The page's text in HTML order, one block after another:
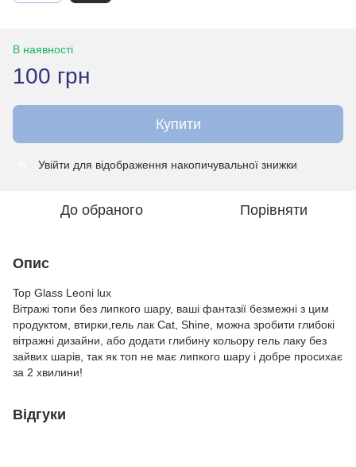
В наявності
100 грн
Купити
Увійти для відображення накопичувальної знижки
До обраного Порівняти
Опис
Top Glass Leoni lux
Вітражі топи без липкого шару, ваші фантазії безмежні з цим
продуктом, втирки,гель лак Cat, Shine, можна зробити глибокі
вітражні дизайни, або додати глибину кольору гель лаку без
зайвих шарів, так як топ не має липкого шару і добре просихає
за 2 хвилини!
Відгуки